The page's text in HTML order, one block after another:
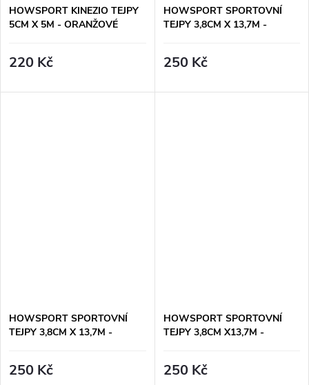
HOWSPORT KINEZIO TEJPY
5CM X 5M - ORANŽOVÉ
220 Kč
HOWSPORT SPORTOVNÍ
TEJPY 3,8CM X 13,7M -
250 Kč
HOWSPORT SPORTOVNÍ
TEJPY 3,8CM X 13,7M -
250 Kč
HOWSPORT SPORTOVNÍ
TEJPY 3,8CM X13,7M -
250 Kč